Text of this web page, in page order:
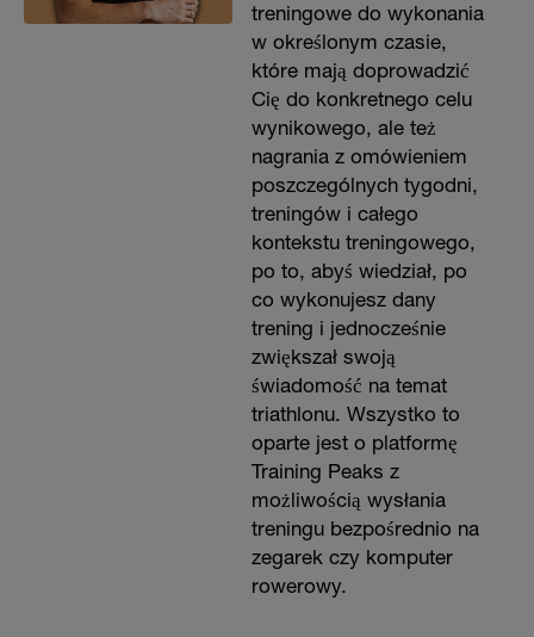
treningowe do wykonania
w określonym czasie,
które mają doprowadzić
Cię do konkretnego celu
wynikowego, ale też
nagrania z omówieniem
poszczególnych tygodni,
treningów i całego
kontekstu treningowego,
po to, abyś wiedział, po
co wykonujesz dany
trening i jednocześnie
zwiększał swoją
świadomość na temat
triathlonu. Wszystko to
oparte jest o platformę
Training Peaks z
możliwością wysłania
treningu bezpośrednio na
zegarek czy komputer
rowerowy.